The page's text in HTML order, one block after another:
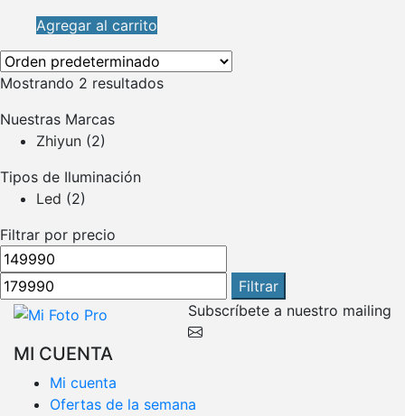
Agregar al carrito
Mostrando 2 resultados
Nuestras Marcas
Zhiyun (2)
Tipos de Iluminación
Led (2)
Filtrar por precio
Precio
mínimo
máximo
Filtrar
Subscríbete a nuestro mailing
MI CUENTA
Mi cuenta
Ofertas de la semana